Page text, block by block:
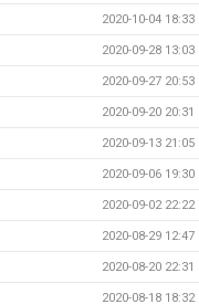
2020-10-04 18:33
2020-09-28 13:03
2020-09-27 20:53
2020-09-20 20:31
2020-09-13 21:05
2020-09-06 19:30
2020-09-02 22:22
2020-08-29 12:47
2020-08-20 22:31
2020-08-18 18:32